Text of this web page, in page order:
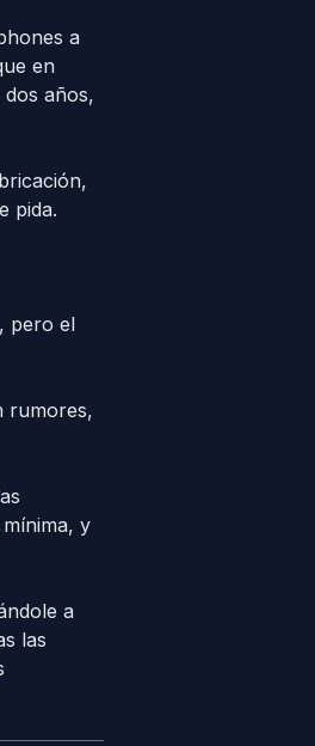
a
en
años,
pida.
pero el
rumores,
y
a
las